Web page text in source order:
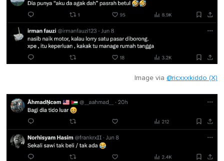
Image via @ricxxxkiddo (X)